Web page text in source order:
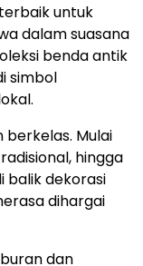
untuk
dalam suasana
benda antik
simbol
Mulai
hingga
balik dekorasi
dihargai
dan